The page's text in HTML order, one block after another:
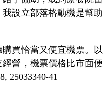
設立部落格動機是幫助
買恰當又便宜機票。以
營，機票價格比市面便
25033340-41